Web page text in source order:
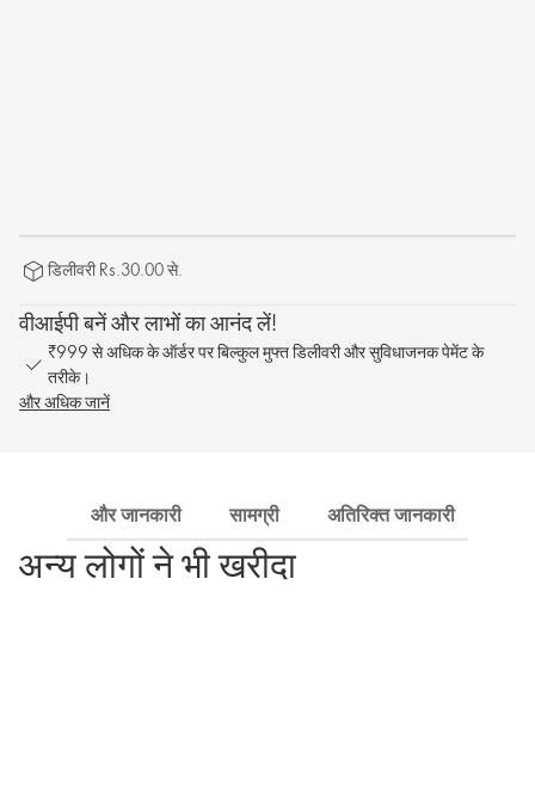
डिलीवरी Rs.30.00 से.
वीआईपी बनें और लाभों का आनंद लें!
₹999 से अधिक के ऑर्डर पर बिल्कुल मुफ्त डिलीवरी और सुविधाजनक पेमेंट के
तरीके।
और अधिक जानें
और जानकारी सामग्री अतिरिक्त जानकारी
अन्य लोगों ने भी खरीदा